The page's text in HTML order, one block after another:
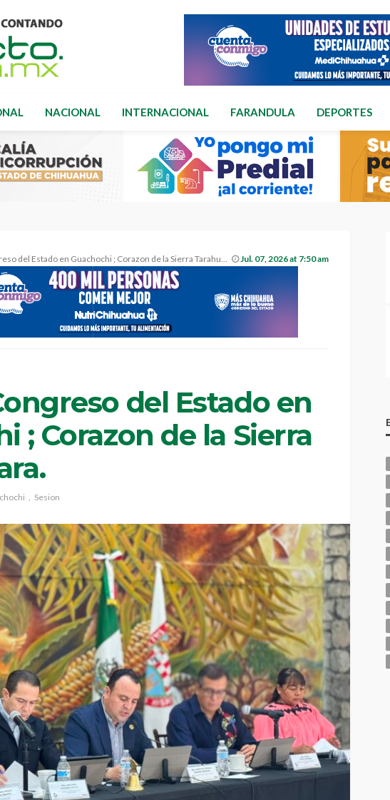
NACIONAL INTERNACIONAL FARANDULA DEPORTES
del Estado en Guachochi ; Corazon de la Sierra Tarahumara. Jul. 07, 2026 at 7:50 am
del Estado en
; Corazon de la Sierra
Sesion